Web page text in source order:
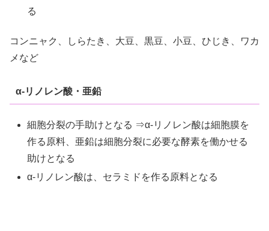
る
コンニャク、しらたき、大豆、黒豆、小豆、ひじき、ワカ
メなど
α-リノレン酸・亜鉛
細胞分裂の手助けとなる ⇒α-リノレン酸は細胞膜を
作る原料、亜鉛は細胞分裂に必要な酵素を働かせる
助けとなる
α-リノレン酸は、セラミドを作る原料となる